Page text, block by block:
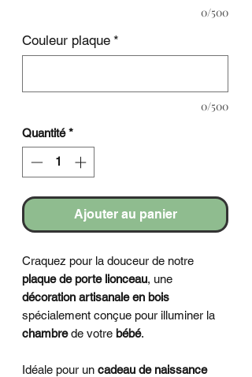
0/500
Couleur plaque *
0/500
Quantité *
Ajouter au panier
Craquez pour la douceur de notre
plaque de porte lionceau, une
décoration artisanale en bois
spécialement conçue pour illuminer la
chambrede votre bébé.
Idéale pour un cadeau de naissance